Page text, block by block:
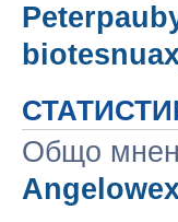
Общо